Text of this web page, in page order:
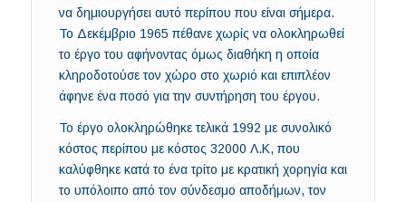
να δημιουργήσει αυτό περίπου που είναι σήμερα.
Το Δεκέμβριο 1965 πέθανε χωρίς να ολοκληρωθεί
το έργο του αφήνοντας όμως διαθήκη η οποία
κληροδοτούσε τον χώρο στο χωριό και επιπλέον
άφηνε ένα ποσό για την συντήρηση του έργου.
Το έργο ολοκληρώθηκε τελικά 1992 με συνολικό
κόστος περίπου με κόστος 32000 Λ.Κ, που
καλύφθηκε κατά το ένα τρίτο με κρατική χορηγία και
το υπόλοιπο από τον σύνδεσμο αποδήμων, τον